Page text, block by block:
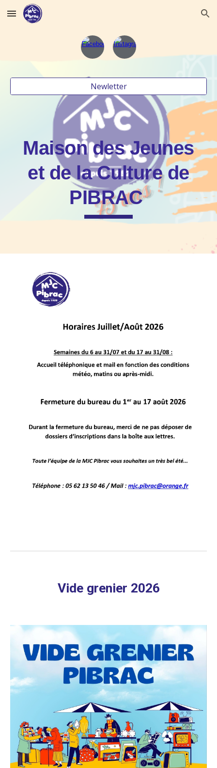
Skip to main content Skip to navigation
Newletter
Maison des Jeunes
et de la Culture de
PIBRAC
Vide grenier 2026